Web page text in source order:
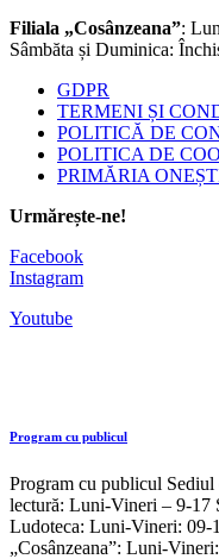
Filiala „Cosânzeana”:
Sâmbăta și Duminica:
GDPR
TERMENI ȘI
POLITICĂ DE
POLITICA DE
PRIMĂRIA
Urmărește-ne!
Facebook
Instagram
Youtube
Program cu publicul
Program cu publicul
lectură: Luni-Vineri – 9-17
Ludoteca: Luni-Vineri: 09-
„Cosânzeana”: Luni-